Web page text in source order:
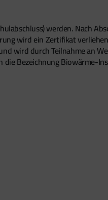
werden. Nach
wird ein Zertifikat
wird durch Teilnahme an
Bezeichnung Biowärme-